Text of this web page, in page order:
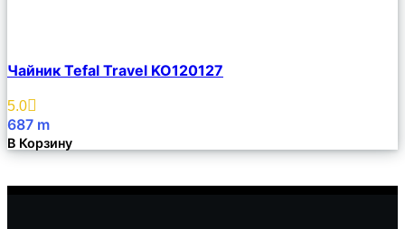
Описание
Избранное
Чайник Tefal Travel KO120127
5.0
687 m
В Корзину